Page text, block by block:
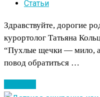
Статьи
Здравствуйте, дорогие
курортолог Татьяна
“Пухлые щечки — мило, а
повод обратиться …